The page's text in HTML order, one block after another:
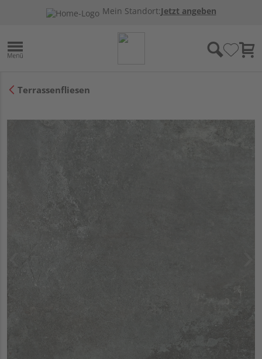
Mein Standort:Jetzt angeben
Terrassenfliesen